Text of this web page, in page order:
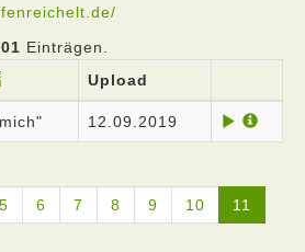
Einträgen.
Upload
12.09.2019
5 6 7 8 9 10 11